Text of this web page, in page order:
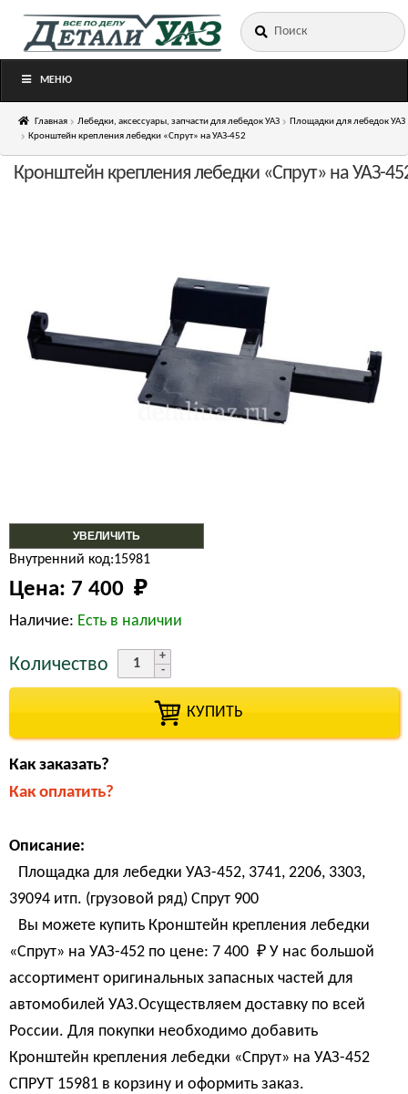
Перейти
Перейти
Искать:
МЕНЮ
Главная Лебедки, аксессуары, запчасти для лебедок УАЗ
Площадки для лебедок УАЗ
Кронштейн крепления лебедки «Спрут» на УАЗ-452
УВЕЛИЧИТЬ
Кронштейн крепления лебедки «Спрут» на УАЗ-
Внутренний код:15981
Цена: 7 400 ₽
Наличие: Есть в наличии
Количество
КУПИТЬ
Как заказать?
Как оплатить?
Описание:
Площадка для лебедки УАЗ-452, 3741, 2206, 3303,
39094 итп. (грузовой ряд) Спрут 900
Вы можете купить Кронштейн крепления лебедки
«Спрут» на УАЗ-452 по цене: 7 400 ₽ У нас большой
ассортимент оригинальных запасных частей для
автомобилей УАЗ.Осуществляем доставку по всей
России. Для покупки необходимо добавить
Кронштейн крепления лебедки «Спрут» на УАЗ-452
СПРУТ 15981 в корзину и оформить заказ.